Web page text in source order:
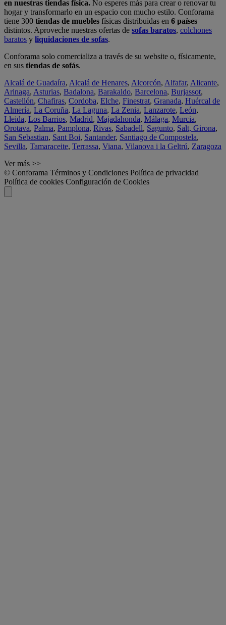
en nuestras tiendas física. No esperes más para crear o renovar tu
hogar y transformarlo en un espacio con mucho estilo. Conforama
tiene 300 tiendas de muebles físicas distribuidas en 6 países
distintos. Aproveche nuestras ofertas de sofas baratos, colchones
baratos y liquidaciones de sofas.
Conforama solo comercializa a través de su website o, físicamente,
en sus tiendas de sofás.
Alcalá de Guadaíra, Alcalá de Henares, Alcorcón, Alfafar, Alicante,
Arinaga, Asturias, Badalona, Barakaldo, Barcelona, Burjassot,
Castellón, Chafiras, Cordoba, Elche, Finestrat, Granada, Huércal de
Almería, La Coruña, La Laguna, La Zenia, Lanzarote, León,
Lleida, Los Barrios, Madrid, Majadahonda, Málaga, Murcia,
Orotava, Palma, Pamplona, Rivas, Sabadell, Sagunto, Salt, Girona,
San Sebastian, Sant Boi, Santander, Santiago de Compostela,
Sevilla, Tamaraceite, Terrassa, Viana, Vilanova i la Geltrú, Zaragoza
Ver más >>
© Conforama Términos y Condiciones Política de privacidad
Política de cookies Configuración de Cookies